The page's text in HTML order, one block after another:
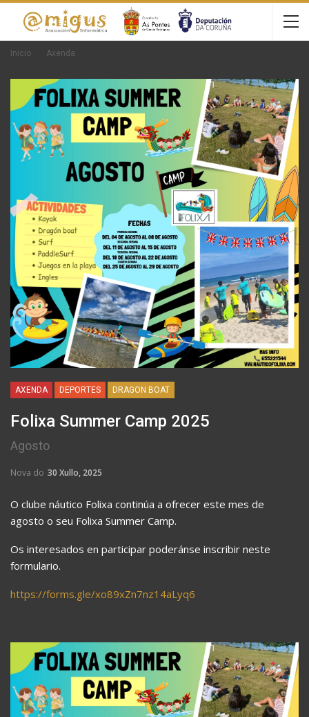
Inicio Axenda
AXENDA DEPORTES DRAGON BOAT
Folixa Summer Camp 2025
Agosto
Nova do 30 Xullo, 2025
O clube náutico Folixa continúa a ofrecer este mes de
agosto o seu Folixa Summer Camp.
Os interesados en participar poderánse inscribir neste
formulario.
https://forms.gle/xo89xZn7nz14aLyq6